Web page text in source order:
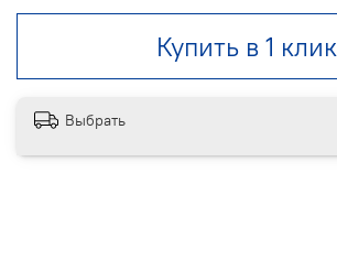
Купить в 1 клик
Выбрать